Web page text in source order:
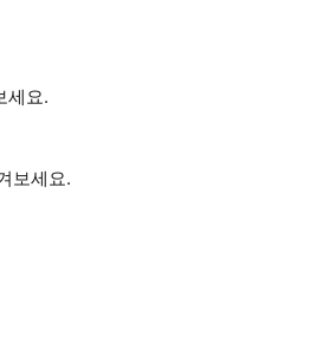
세요.
보세요.